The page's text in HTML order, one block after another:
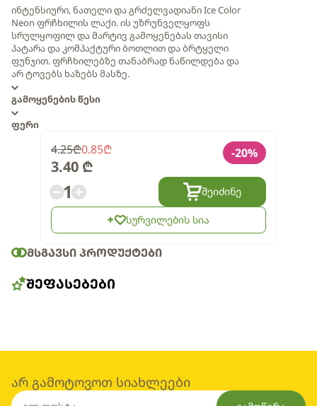
ინტენსიური, ნათელი და გრძელვადიანი Ice Color
Neon ფრჩხილის ლაქი. ის უზრუნველყოფს
სრულყოფილ და მარტივ გამოყენებას თავისი
პატარა და კომპაქტური ბოთლით და ბრტყელი
ფუნჯით. ფრჩხილებზე თანაბრად ნაწილდება და
არ ტოვებს ხაზებს მასზე.
გამოყენების წესი
ფერი
4.25₾0.85₾
3.40 ₾
-20%
1 შეიძინე
სურვილების სია
ᲛᲡᲒᲐᲕᲡᲘ ᲞᲠᲝᲓᲣᲥᲢᲔᲑᲘ
ᲨᲔᲤᲐᲡᲔᲑᲔᲑᲘ
არ გამოტოვოთ სიახლეები